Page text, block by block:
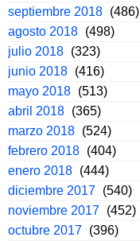
septiembre 2018 (486)
agosto 2018 (498)
julio 2018 (323)
junio 2018 (416)
mayo 2018 (513)
abril 2018 (365)
marzo 2018 (524)
febrero 2018 (404)
enero 2018 (444)
diciembre 2017 (540)
noviembre 2017 (452)
octubre 2017 (396)